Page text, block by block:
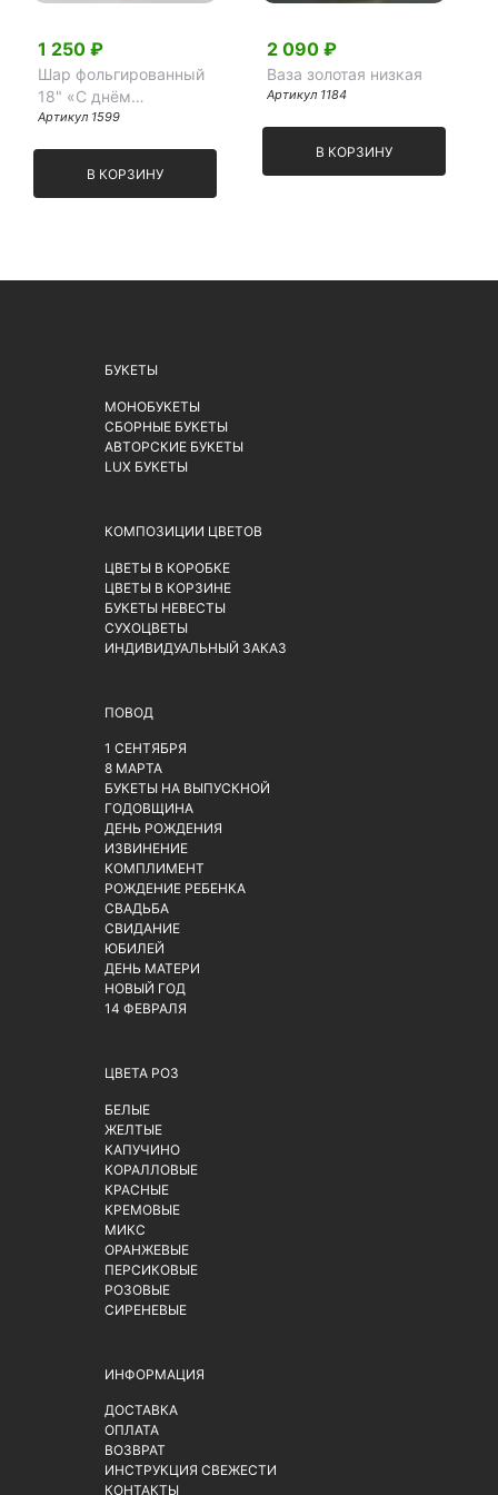
1 250 ₽
Шар фольгированный
18" «С днём
рождения, любимая»
Артикул 1599
В КОРЗИНУ
2 090 ₽
Ваза золотая низкая
Артикул 1184
В КОРЗИНУ
БУКЕТЫ
МОНОБУКЕТЫ
СБОРНЫЕ БУКЕТЫ
АВТОРСКИЕ БУКЕТЫ
LUX БУКЕТЫ
КОМПОЗИЦИИ ЦВЕТОВ
ЦВЕТЫ В КОРОБКЕ
ЦВЕТЫ В КОРЗИНЕ
БУКЕТЫ НЕВЕСТЫ
СУХОЦВЕТЫ
ИНДИВИДУАЛЬНЫЙ ЗАКАЗ
ПОВОД
1 СЕНТЯБРЯ
8 МАРТА
БУКЕТЫ НА ВЫПУСКНОЙ
ГОДОВЩИНА
ДЕНЬ РОЖДЕНИЯ
ИЗВИНЕНИЕ
КОМПЛИМЕНТ
РОЖДЕНИЕ РЕБЕНКА
СВАДЬБА
СВИДАНИЕ
ЮБИЛЕЙ
ДЕНЬ МАТЕРИ
НОВЫЙ ГОД
14 ФЕВРАЛЯ
ЦВЕТА РОЗ
БЕЛЫЕ
ЖЕЛТЫЕ
КАПУЧИНО
КОРАЛЛОВЫЕ
КРАСНЫЕ
КРЕМОВЫЕ
МИКС
ОРАНЖЕВЫЕ
ПЕРСИКОВЫЕ
РОЗОВЫЕ
СИРЕНЕВЫЕ
ИНФОРМАЦИЯ
ДОСТАВКА
ОПЛАТА
ВОЗВРАТ
ИНСТРУКЦИЯ СВЕЖЕСТИ
КОНТАКТЫ